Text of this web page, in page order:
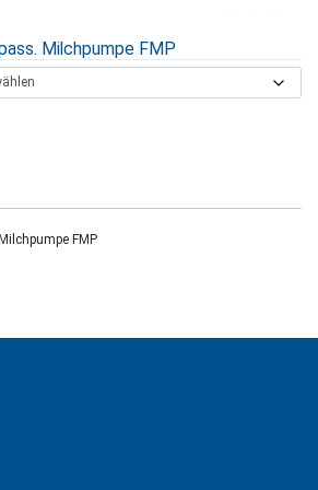
Milchpumpe FMP
FMP